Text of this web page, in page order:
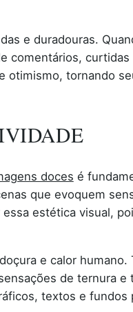
e duradouras.
comentários, curtidas
otimismo, tornando
doces é
que evoquem
estética visual,
e calor humano.
de ternura e
textos e fundos